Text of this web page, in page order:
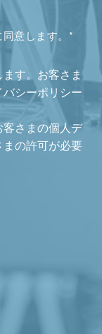
意します。 *
す。お客さま
シーポリシー
さまの個人デ
の許可が必要